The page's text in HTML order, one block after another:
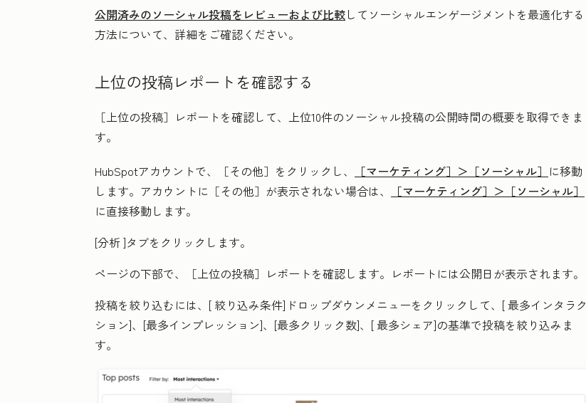
公開済みのソーシャル投稿をレビューおよび比較してソーシャルエンゲージメントを最適化する
方法について、詳細をご確認ください。
上位の投稿レポートを確認する
［上位の投稿］ レポートを確認して、上位10件のソーシャル投稿の公開時間の概要を取得できま
す。
HubSpotアカウントで、
［その他］をクリックし、 ［マーケティング］＞ ［ソーシャル］ に移動
します。アカウントに ［その他］が表示されない場合は、 ［マーケティング］＞ ［ソーシャル］
に直接移動します。
[分析]タブをクリックします。
ページの下部で、［上位の投稿］ レポートを確認します。レポートには公開日が表示されます。
投稿を絞り込むには、[ 絞り込み条件]ドロップダウンメニューをクリックして、[最多インタラク
ション]、[最多インプレッション]、[最多クリック数]、[最多シェア]の基準で投稿を絞り込みま
す。